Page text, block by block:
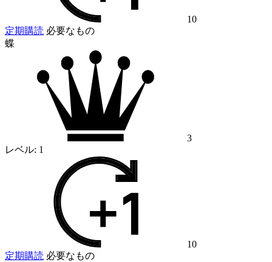
10
定期購読 必要なもの
蝶
3
レベル: 1
10
定期購読 必要なもの